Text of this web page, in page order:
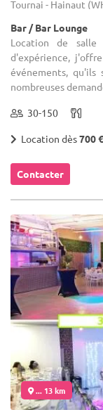
Tournai - Hainaut
Bar / Bar Lounge
Location de
d'expérience,
événements, qu'ils
nombreuses
30-150
Location dès700 €
Contacter
... 13 km